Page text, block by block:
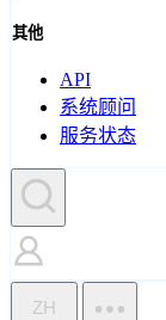
其他
API
系统顾问
服务状态
ZH